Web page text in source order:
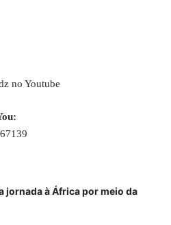
no Youtube
jornada à África por meio da